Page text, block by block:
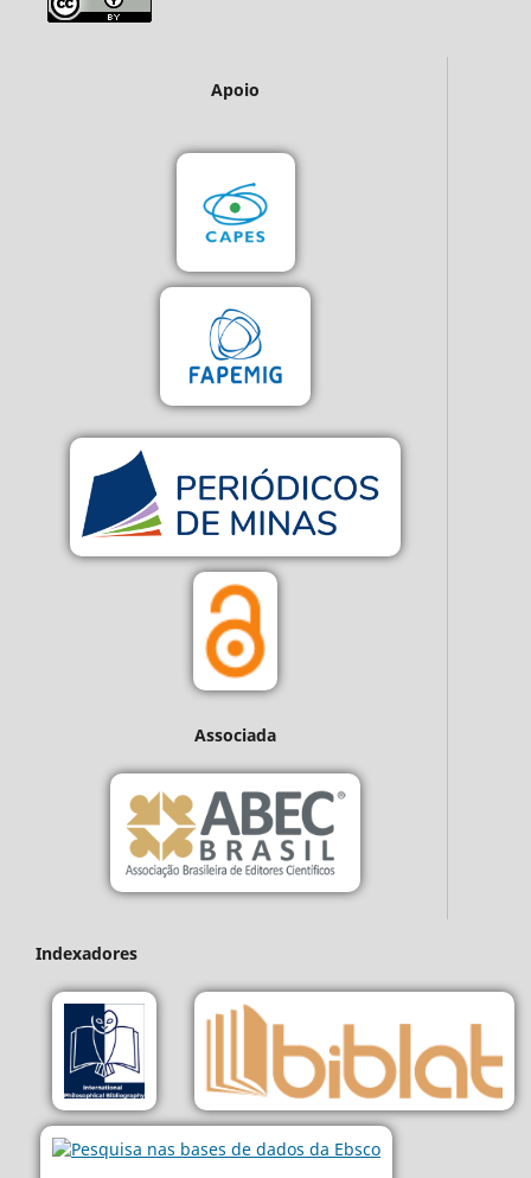
Apoio
Associada
Indexadores